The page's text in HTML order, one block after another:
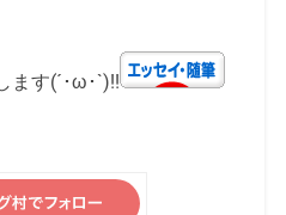
ます(´･ω･`)!!